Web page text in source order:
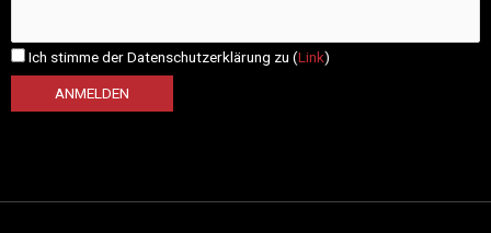
Ich stimme der Datenschutzerklärung zu (Link)